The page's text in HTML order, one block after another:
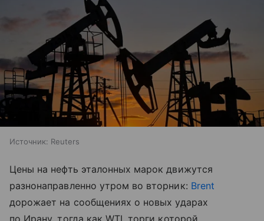
Источник: Reuters
Цены на нефть эталонных марок движутся
разнонаправленно утром во вторник: Brent
дорожает на сообщениях о новых ударах